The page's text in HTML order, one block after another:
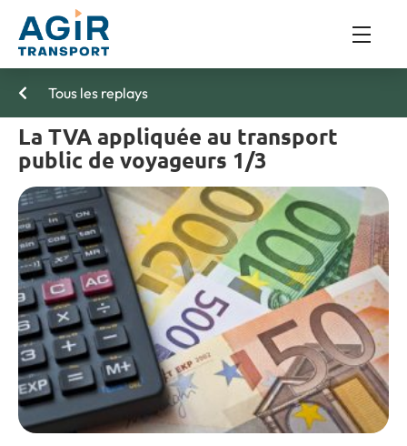
Tous les replays
La TVA appliquée au transport
public de voyageurs 1/3